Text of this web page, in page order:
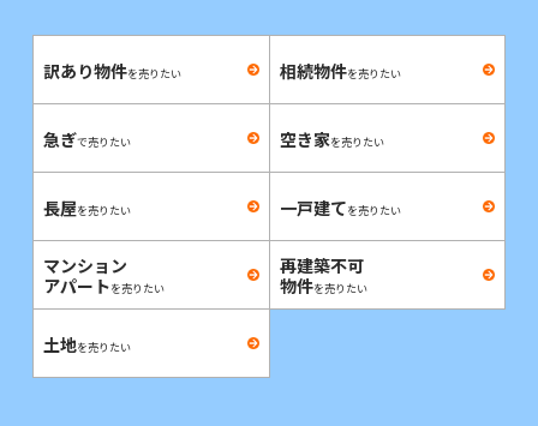
訳あり物件を売りたい 相続物件を売りたい
急ぎで売りたい 空き家を売りたい
長屋を売りたい 一戸建てを売りたい
マンション
アパートを売りたい
再建築不可
物件を売りたい
土地を売りたい